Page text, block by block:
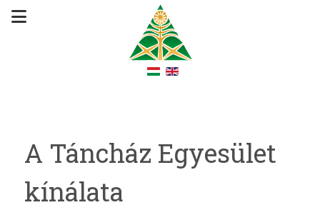
A Táncház Egyesület
kínálata